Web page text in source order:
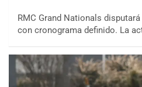
RMC Grand Nationals
con cronograma definido. La